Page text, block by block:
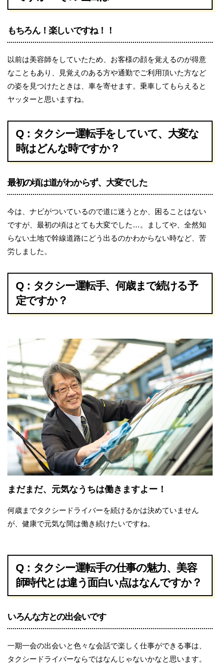
もちろん！楽しいですね！！
以前は美容師をしていたため、お客様の顔を覚えるのが得意
なこともあり、見覚えのある方や通勤でご利用頂いた方など
の姿を見つけたときは、車を寄せます。乗車してもらえると
ヤッターと思いますね。
Q：タクシー運転手をしていて、大変な
時はどんな時ですか？
最初の頃は道がわからず、大変でした
今は、ナビがついているので道に迷うとか、困ることはない
ですが、最初の頃はとても大変でした…。ましてや、全然知
らない土地で幹線道路にどう出るのかわからない時など、苦
労しました。
Q：タクシー運転手、何歳まで続ける予
定ですか？
まだまだ、元気なうちは働きますよー！
何歳までタクシードライバーを続けるかは決めていません
が、健康で元気な間は働き続けたいですね。
Q：タクシー運転手の仕事の魅力、美容
師時代とは違う面白い点はなんですか？
いろんな方との出会いです
一期一会の出会いと色々な会話で楽しく仕事ができる事は、
タクシードライバーならではなんじゃないかなと思います。